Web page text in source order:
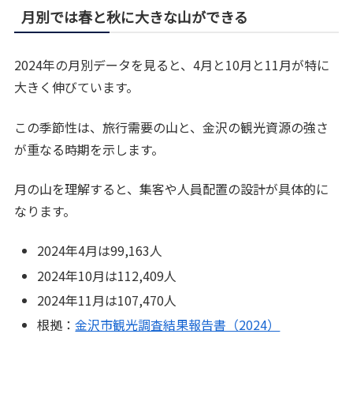
月別では春と秋に大きな山ができる
2024年の月別データを見ると、4月と10月と11月が特に
大きく伸びています。
この季節性は、旅行需要の山と、金沢の観光資源の強さ
が重なる時期を示します。
月の山を理解すると、集客や人員配置の設計が具体的に
なります。
2024年4月は99,163人
2024年10月は112,409人
2024年11月は107,470人
根拠：金沢市観光調査結果報告書（2024）